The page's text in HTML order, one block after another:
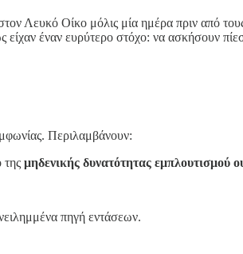
Λευκό Οίκο μόλις μία ημέρα πριν από
είχαν έναν ευρύτερο στόχο: να ασκήσουν
Περιλαμβάνουν:
της μηδενικής δυνατότητας εμπλουτισμού
πηγή εντάσεων.